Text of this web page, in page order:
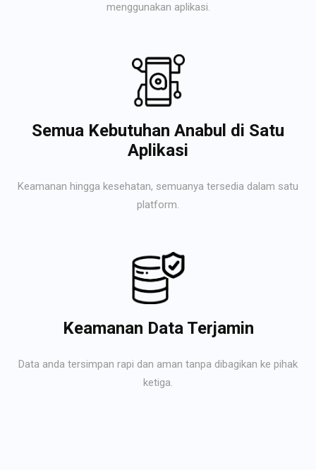
menggunakan aplikasi.
Semua Kebutuhan Anabul di Satu
Aplikasi
Keamanan hingga kesehatan, semuanya tersedia dalam satu
platform.
Keamanan Data Terjamin
Data anda tersimpan rapi dan aman tanpa dibagikan ke pihak
ketiga.